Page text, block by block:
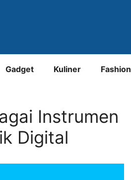
Gadget Kuliner Fashion
Instrumen
Digital